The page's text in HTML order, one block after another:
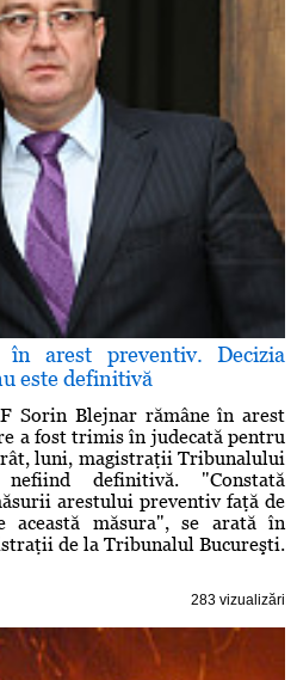
arest preventiv. Decizia
este definitivă
Sorin Blejnar rămâne în arest
a fost trimis în judecată pentru
luni, magistraţii Tribunalului
definitivă. "Constată
arestului preventiv faţă de
această măsura", se arată în
de la Tribunalul Bucureşti.
283 vizualizări